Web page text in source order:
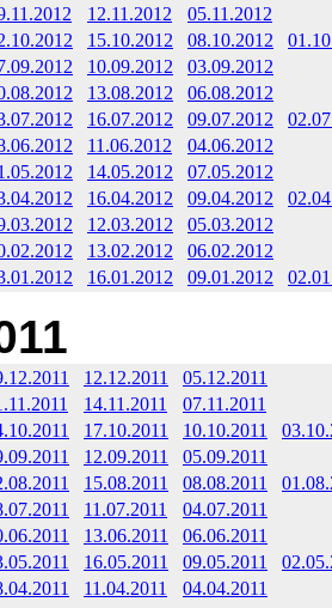
12.11.2012
05.11.2012
15.10.2012 08.10.2012
10.09.2012
03.09.2012
13.08.2012
06.08.2012
16.07.2012 09.07.2012
11.06.2012
04.06.2012
14.05.2012
07.05.2012
16.04.2012 09.04.2012
12.03.2012
05.03.2012
13.02.2012
06.02.2012
16.01.2012 09.01.2012
12.12.2011
05.12.2011
14.11.2011
07.11.2011
17.10.2011 10.10.2011
12.09.2011
05.09.2011
15.08.2011 08.08.2011
11.07.2011
04.07.2011
13.06.2011
06.06.2011
16.05.2011 09.05.2011
11.04.2011
04.04.2011